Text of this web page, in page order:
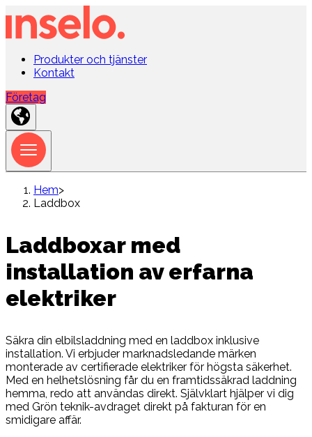
Produkter och tjänster
Kontakt
Företag
Hem>
Laddbox
Laddboxar med
installation av erfarna
elektriker
Säkra din elbilsladdning med en laddbox inklusive
installation. Vi erbjuder marknadsledande märken
monterade av certifierade elektriker för högsta säkerhet.
Med en helhetslösning får du en framtidssäkrad laddning
hemma, redo att användas direkt. Självklart hjälper vi dig
med Grön teknik-avdraget direkt på fakturan för en
smidigare affär.